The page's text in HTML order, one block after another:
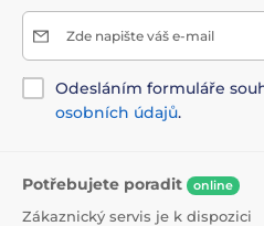
Zde napište váš e-mail
Odesláním formuláře
osobních údajů.
Potřebujete poradit online
Zákaznický servis je k dispozici